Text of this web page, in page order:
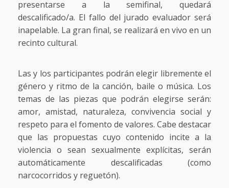
presentarse a la semifinal, quedará
descalificado/a. El fallo del jurado evaluador será
inapelable. La gran final, se realizará en vivo en un
recinto cultural.
Las y los participantes podrán elegir libremente el
género y ritmo de la canción, baile o música. Los
temas de las piezas que podrán elegirse serán:
amor, amistad, naturaleza, convivencia social y
respeto para el fomento de valores. Cabe destacar
que las propuestas cuyo contenido incite a la
violencia o sean sexualmente explícitas, serán
automáticamente descalificadas (como
narcocorridos y reguetón).